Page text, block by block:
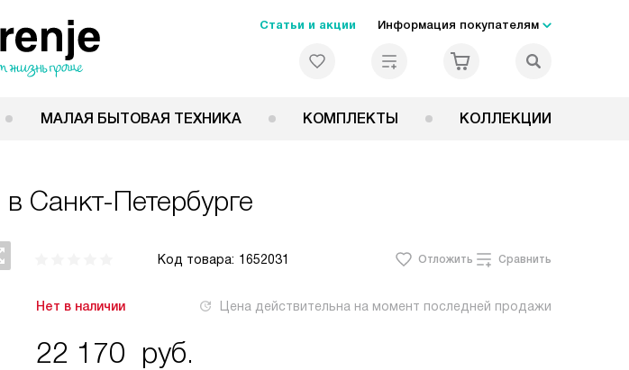
Статьи и акции Информация покупателям
МАЛАЯ БЫТОВАЯ ТЕХНИКА КОМПЛЕКТЫ КОЛЛЕКЦИИ
в Санкт-Петербурге
Код товара: 1652031 Отложить Сравнить
Нет в наличии Цена действительна на момент последней продажи
22 170 руб.